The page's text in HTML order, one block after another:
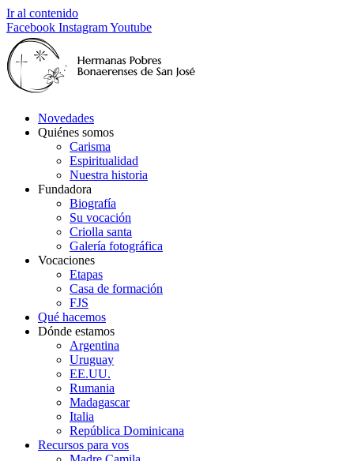
Ir al contenido
Facebook InstagramYoutube
Novedades
Quiénes somos
Carisma
Espiritualidad
Nuestra historia
Fundadora
Biografía
Su vocación
Criolla santa
Galería fotográfica
Vocaciones
Etapas
Casa de formación
FJS
Qué hacemos
Dónde estamos
Argentina
Uruguay
EE.UU.
Rumania
Madagascar
Italia
República Dominicana
Recursos para vos